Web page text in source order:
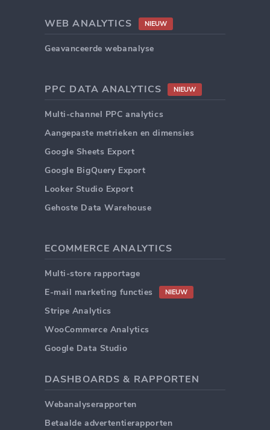
WEB ANALYTICS NIEUW
Geavanceerde webanalyse
PPC DATA ANALYTICS NIEUW
Multi-channel PPC analytics
Aangepaste metrieken en dimensies
Google Sheets Export
Google BigQuery Export
Looker Studio Export
Gehoste Data Warehouse
ECOMMERCE ANALYTICS
Multi-store rapportage
E-mail marketing functies
NIEUW
Stripe Analytics
WooCommerce Analytics
Google Data Studio
DASHBOARDS & RAPPORTEN
Webanalyserapporten
Betaalde advertentierapporten